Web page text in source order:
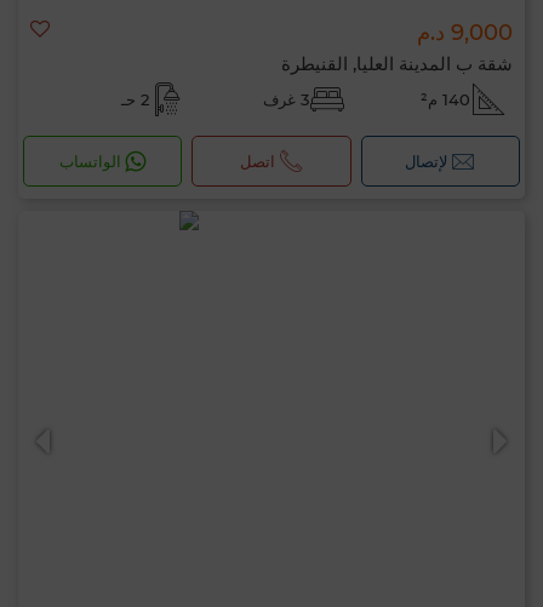
9,000 د.م
شقة ب المدينة العليا, القنيطرة
140 م² 3 غرف 2 حـ
لإتصال اتصل الواتساب